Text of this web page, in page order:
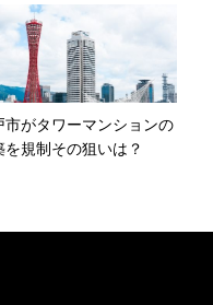
市がタワーマンションの
を規制その狙いは？